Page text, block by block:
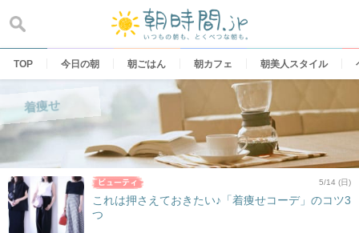
content
TOP 今日の朝 朝ごはん 朝カフェ 朝美人スタイル
着痩せ
5/14 (日)
これは押さえておきたい♪「着痩せコーデ」のコツ3
つ